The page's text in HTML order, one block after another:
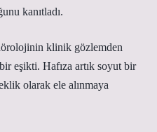
kanıtladı.
klinik gözlemden
eşikti. Hafıza artık soyut bir
olarak ele alınmaya